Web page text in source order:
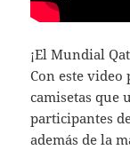
¡El Mundial
Con este video
camisetas que
participantes
además de la